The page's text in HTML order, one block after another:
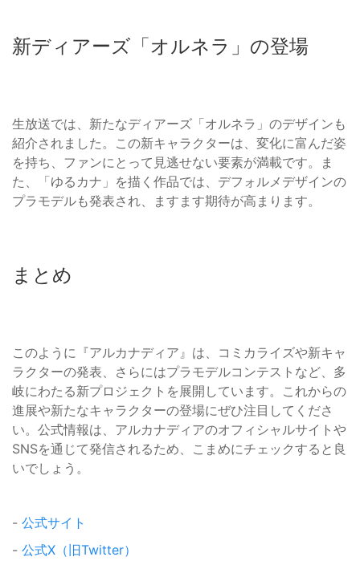
新ディアーズ「オルネラ」の登場
生放送では、新たなディアーズ「オルネラ」のデザインも
紹介されました。この新キャラクターは、変化に富んだ姿
を持ち、ファンにとって見逃せない要素が満載です。ま
た、「ゆるカナ」を描く作品では、デフォルメデザインの
プラモデルも発表され、ますます期待が高まります。
まとめ
このように『アルカナディア』は、コミカライズや新キャ
ラクターの発表、さらにはプラモデルコンテストなど、多
岐にわたる新プロジェクトを展開しています。これからの
進展や新たなキャラクターの登場にぜひ注目してくださ
い。公式情報は、アルカナディアのオフィシャルサイトや
SNSを通じて発信されるため、こまめにチェックすると良
いでしょう。
- 公式サイト
- 公式X（旧Twitter）